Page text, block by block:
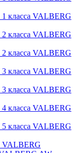
класса VALBERG
класса VALBERG
класса VALBERG
класса VALBERG
класса VALBERG
класса VALBERG
класса VALBERG
VALBERG